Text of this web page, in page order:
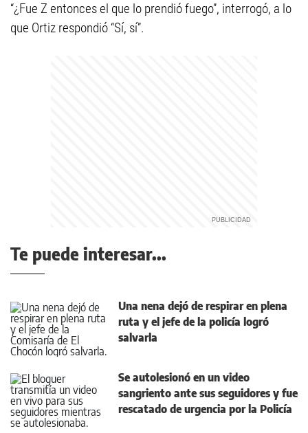
“¿Fue Z entonces el que lo prendió fuego”, interrogó, a lo
que Ortiz respondió “Sí, sí”.
Te puede interesar...
Una nena dejó de respirar en plena
ruta y el jefe de la policía logró
salvarla
Se autolesionó en un video
sangriento ante sus seguidores y fue
rescatado de urgencia por la Policía